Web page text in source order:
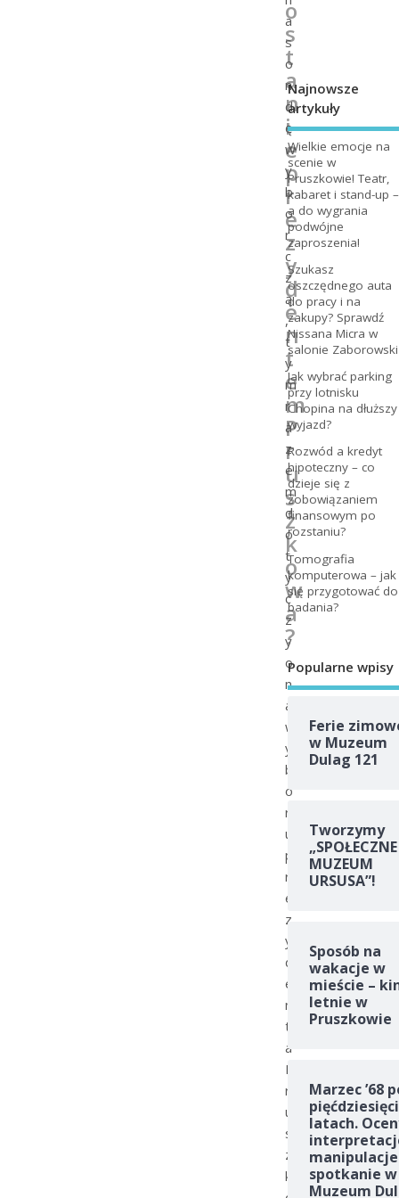
o
s
t
a
n
i
e
p
r
e
z
y
d
e
n
t
e
m
P
r
u
s
z
k
o
w
a
?
a
s
o
n
d
ę
w
y
b
o
r
c
z
ą
,
t
y
m
r
a
z
e
m
d
o
t
y
c
z
y
o
n
a
w
y
b
o
r
u
p
r
e
z
y
d
e
n
t
a
P
r
u
s
z
k
Najnowsze
artykuły
Wielkie emocje na
scenie w
Pruszkowie! Teatr,
kabaret i stand-up –
a do wygrania
podwójne
zaproszenia!
Szukasz
oszczędnego auta
do pracy i na
zakupy? Sprawdź
Nissana Micra w
salonie Zaborowski
Jak wybrać parking
przy lotnisku
Chopina na dłuższy
wyjazd?
Rozwód a kredyt
hipoteczny – co
dzieje się z
zobowiązaniem
finansowym po
rozstaniu?
Tomografia
komputerowa – jak
się przygotować do
badania?
Popularne wpisy
Ferie
w Muzeum
Dulag 121
Tworzymy
„SPOŁECZNE
MUZEUM
URSUSA”!
Sposób na
wakacje w
mieście –
letnie w
Pruszkowie
Marzec ’68
latach.
spotkanie w
Muzeum